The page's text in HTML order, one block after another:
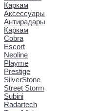
Каркам
Аксессуары
Антирадары
Каркам
Cobra
Escort
Neoline
Playme
Prestige
SilverStone
Street Storm
Subini
Radartech